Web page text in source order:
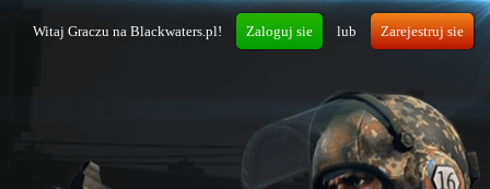
Witaj Graczu na Blackwaters.pl! Zaloguj sie lub Zarejestruj sie